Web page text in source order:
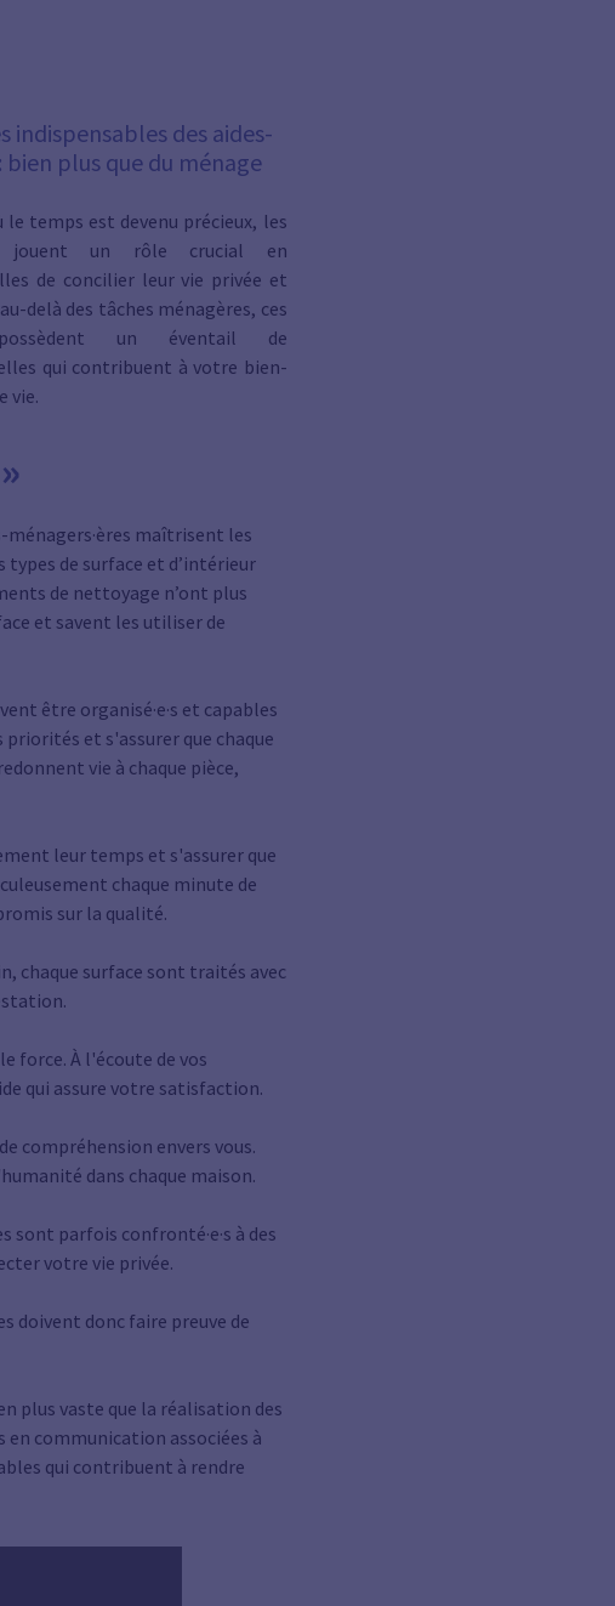
indispensables des aides-
bien plus que du ménage
temps est devenu précieux, les
jouent un rôle crucial en
de concilier leur vie privée et
delà des tâches ménagères, ces
possèdent un éventail de
qui contribuent à votre bien-
vie.
maîtrisent les
de surface et d’intérieur
de nettoyage n’ont plus
et savent les utiliser de
être organisé·e·s et capables
et s'assurer que chaque
vie à chaque pièce,
leur temps et s'assurer que
chaque minute de
sur la qualité.
chaque surface sont traités avec
force. À l'écoute de vos
qui assure votre satisfaction.
compréhension envers vous.
dans chaque maison.
sont parfois confronté·e·s à des
votre vie privée.
doivent donc faire preuve de
plus vaste que la réalisation des
communication associées à
qui contribuent à rendre